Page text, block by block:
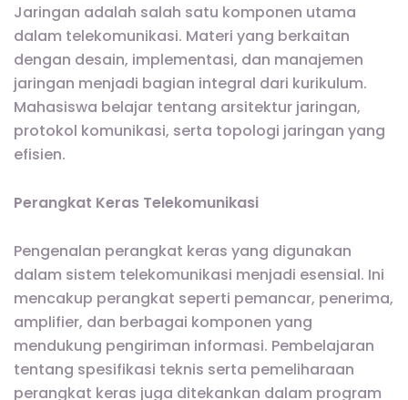
Jaringan adalah salah satu komponen utama
dalam telekomunikasi. Materi yang berkaitan
dengan desain, implementasi, dan manajemen
jaringan menjadi bagian integral dari kurikulum.
Mahasiswa belajar tentang arsitektur jaringan,
protokol komunikasi, serta topologi jaringan yang
efisien.
Perangkat Keras Telekomunikasi
Pengenalan perangkat keras yang digunakan
dalam sistem telekomunikasi menjadi esensial. Ini
mencakup perangkat seperti pemancar, penerima,
amplifier, dan berbagai komponen yang
mendukung pengiriman informasi. Pembelajaran
tentang spesifikasi teknis serta pemeliharaan
perangkat keras juga ditekankan dalam program